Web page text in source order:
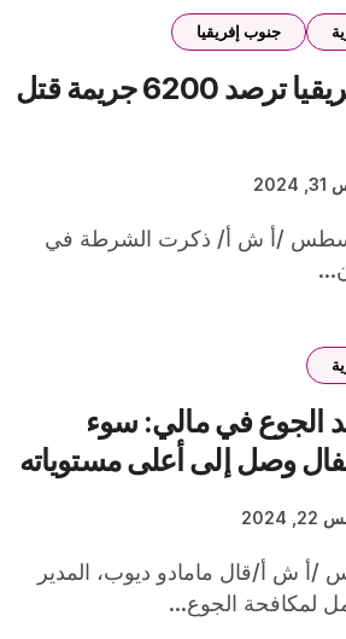
جنوب إفريقيا
شرطة جنوب أفريقيا ترصد 6200 جريمة قتل
الجوع في مالي: سوء
وصل إلى أعلى مستوياته
لمكافحة الجوع...